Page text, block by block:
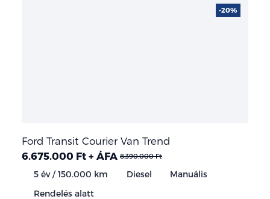
Ford Transit Courier Van Trend
6.675.000 Ft + ÁFA 8.390.000 Ft
5 év / 150.000 km Diesel
Manuális
Rendelés alatt
-20%